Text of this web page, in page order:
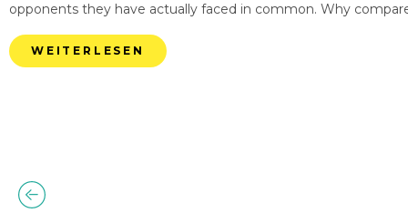
opponents they have actually faced in common. Why
WEITERLESEN